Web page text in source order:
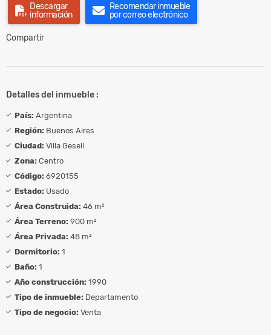
Descargar
información
Recomendar inmueble
por correo electrónico
Compartir
Detalles del inmueble :
País: Argentina
Región: Buenos Aires
Ciudad: Villa Gesell
Zona: Centro
Código: 6920155
Estado: Usado
Área Construida: 46 m²
Área Terreno: 900 m²
Área Privada: 48 m²
Dormitorio: 1
Baño: 1
Año construcción: 1990
Tipo de inmueble: Departamento
Tipo de negocio: Venta